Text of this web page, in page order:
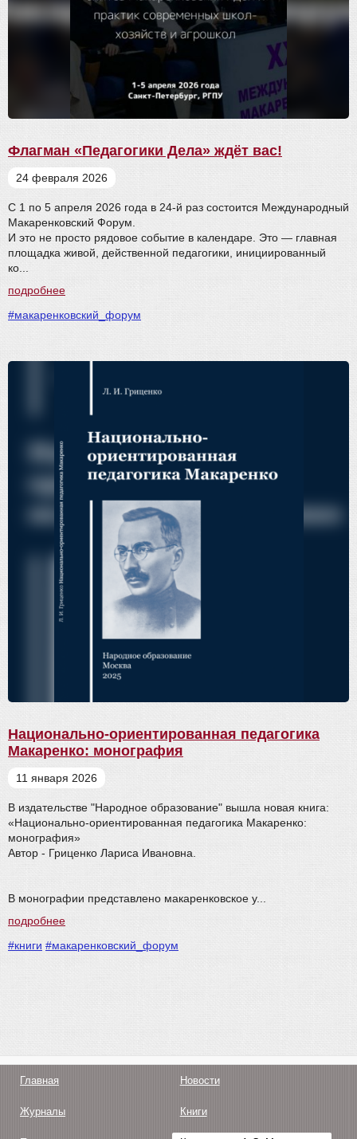
Флагман «Педагогики Дела» ждёт вас!
24 февраля 2026
С 1 по 5 апреля 2026 года в 24-й раз состоится Международный
Макаренковский Форум.
И это не просто рядовое событие в календаре. Это — главная
площадка живой, действенной педагогики, инициированный
ко...
подробнее
#макаренковский_форум
Национально-ориентированная педагогика
Макаренко: монография
11 января 2026
В издательстве "Народное образование" вышла новая книга:
«Национально-ориентированная педагогика Макаренко:
монография»
Автор - Гриценко Лариса Ивановна.
В монографии представлено макаренковское у...
подробнее
#книги #макаренковский_форум
Главная Новости
Журналы Книги